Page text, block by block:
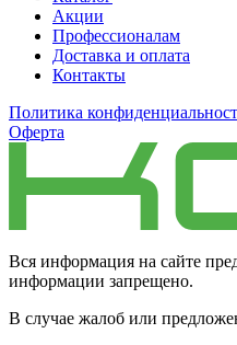
Акции
Профессионалам
Доставка и оплата
Контакты
Политика
Оферта
Вся информация на сайте
информации запрещено.
В случае жалоб или